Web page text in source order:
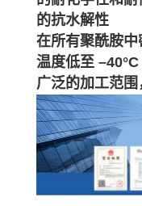
的抗水解性
在所有聚酰胺中
温度低至
广泛的加工范